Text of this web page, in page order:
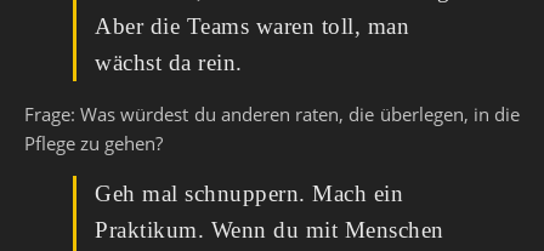
Aber die Teams waren toll, man
wächst da rein.
Frage: Was würdest du anderen raten, die überlegen, in die
Pflege zu gehen?
Geh mal schnuppern. Mach ein
Praktikum. Wenn du mit Menschen